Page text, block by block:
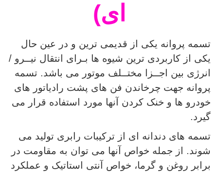
ای)
تسمه پروانه یکی از قدیمی ترین و در عین حال
یکی از کاربردی ترین شیوه ها بـرای انتقال نیــرو /
انرژی بین اجــزا مختــلف موتور می باشد. تسمه
پروانه جهت چرخاندن فن های پشت رادیاتور های
خودرو ها و خنک کردن آنها مورد استفاده قرار می
گیرد.
تسمه های دندانه ای از ترکیبات رابری تولید می
شوند. از جمله خواص آنها می توان به مقاومت در
برابر روغن و گرما، خواص آنتی استاتیک و عملکرد